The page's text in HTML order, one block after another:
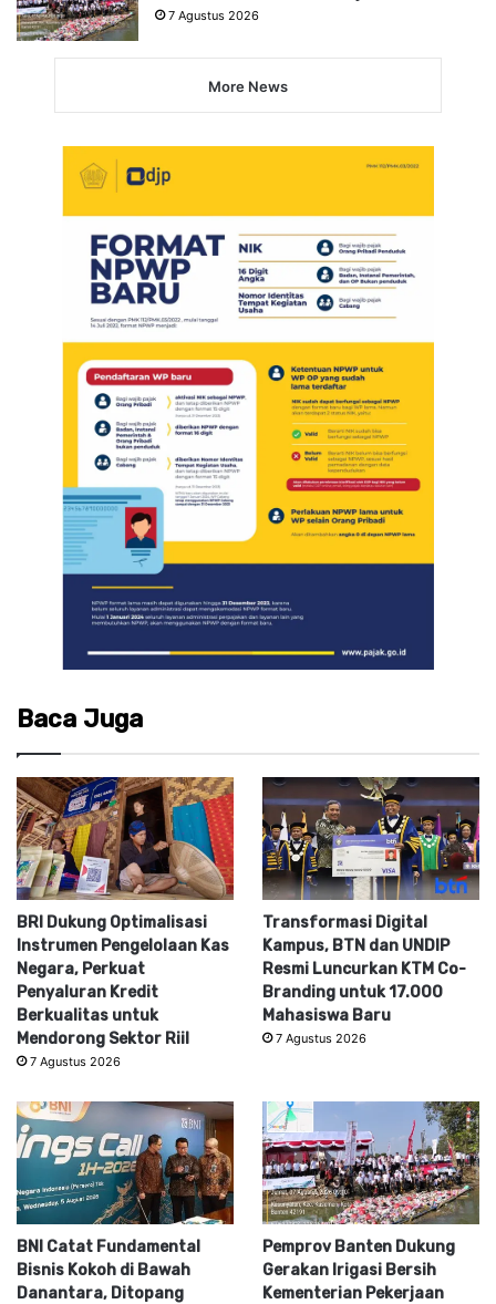
7 Agustus 2026
More News
Baca Juga
BRI Dukung Optimalisasi
Instrumen Pengelolaan Kas
Negara, Perkuat
Penyaluran Kredit
Berkualitas untuk
Mendorong Sektor Riil
7 Agustus 2026
Transformasi Digital
Kampus, BTN dan UNDIP
Resmi Luncurkan KTM Co-
Branding untuk 17.000
Mahasiswa Baru
7 Agustus 2026
BNI Catat Fundamental
Bisnis Kokoh di Bawah
Danantara, Ditopang
Pemprov Banten Dukung
Gerakan Irigasi Bersih
Kementerian Pekerjaan